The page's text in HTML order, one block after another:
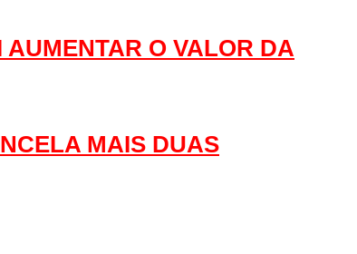
O VALOR DA
MAIS DUAS